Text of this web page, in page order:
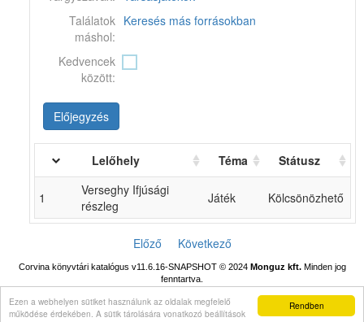
Rendben
Ezen a webhelyen sütiket használunk az oldalak megfelelő
működése érdekében. A sütik tárolására vonatkozó beállítások
Találatok
máshol:
Keresés más forrásokban
Kedvencek
között:
Előjegyzés
Lelőhely Téma Státusz
1
Verseghy Ifjúsági
részleg
Játék Kölcsönözhető
Előző Következő
Corvina könyvtári katalógus v11.6.16-SNAPSHOT© 2024 Monguz kft.Minden jog
fenntartva.